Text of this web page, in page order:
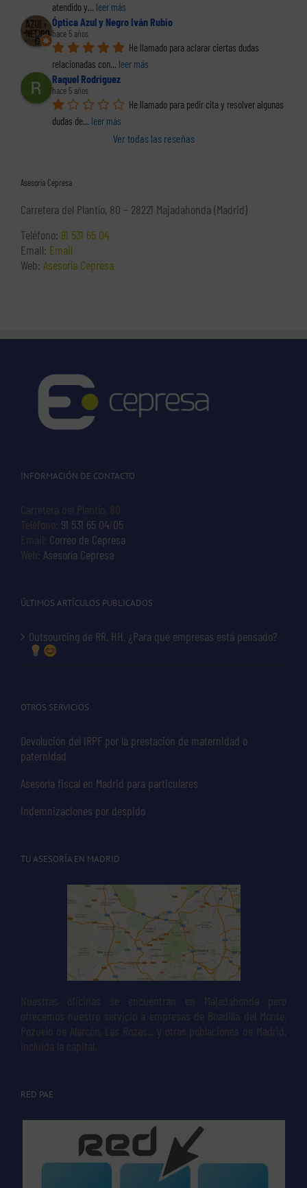
atendido y... leer más
Óptica Azul y Negro Iván Rubio
hace 5 años
He llamado para aclarar ciertas dudas
relacionadas con... leer más
Raquel Rodriguez
hace 5 años
He llamado para pedir cita y resolver algunas
dudas de... leer más
Ver todas las reseñas
Asesoría Cepresa
Carretera del Plantío, 80 – 28221 Majadahonda (Madrid)
Teléfono: 91 531 65 04
Email: Email
Web: Asesoría Cepresa
INFORMACIÓN DE CONTACTO
Carretera del Plantío, 80
Teléfono: 91 531 65 04 05
Email: Correo de Cepresa
Web: Asesoría Cepresa
ÚLTIMOS ARTÍCULOS PUBLICADOS
Outsourcing de RR. HH. ¿Para qué empresas está pensado?
OTROS SERVICIOS
Devolución del IRPF por la prestación de maternidad o
paternidad
Asesoría fiscal en Madrid para particulares
Indemnizaciones por despido
TU ASESORÍA EN MADRID
Nuestras oficinas se encuentran en Majadahonda pero
ofrecemos nuestro servicio a empresas de Boadilla del Monte,
Pozuelo de Alarcón, Las Rozas... y otras poblaciones de Madrid,
incluida la capital.
RED PAE